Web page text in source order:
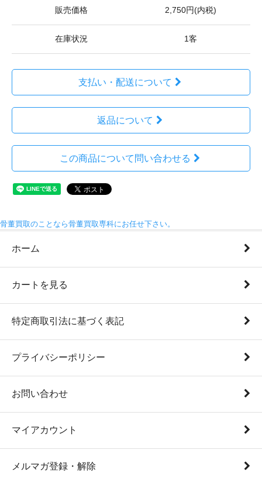
販売価格 2,750円(内税)
在庫状況 1客
支払い・配送について
返品について
この商品について問い合わせる
骨董買取のことなら骨董買取専科にお任せ下さい。
ホーム
カートを見る
特定商取引法に基づく表記
プライバシーポリシー
お問い合わせ
マイアカウント
メルマガ登録・解除